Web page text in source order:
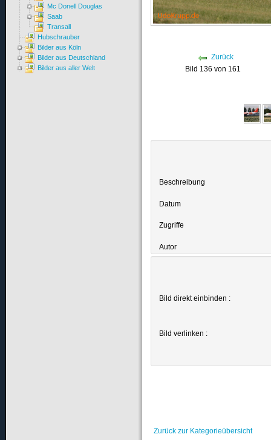
Zurück
Bild 136 von 161
Beschreibung
Datum
Zugriffe
Autor
Bild direkt einbinden :
Bild verlinken :
Zurück zur Kategorieübersicht
Mc Donell Douglas
Saab
Transall
Hubschrauber
Bilder aus Köln
Bilder aus Deutschland
Bilder aus aller Welt